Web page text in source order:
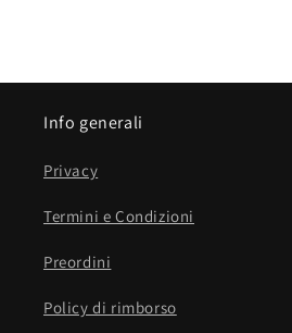
Info generali
Privacy
Termini e Condizioni
Preordini
Policy di rimborso